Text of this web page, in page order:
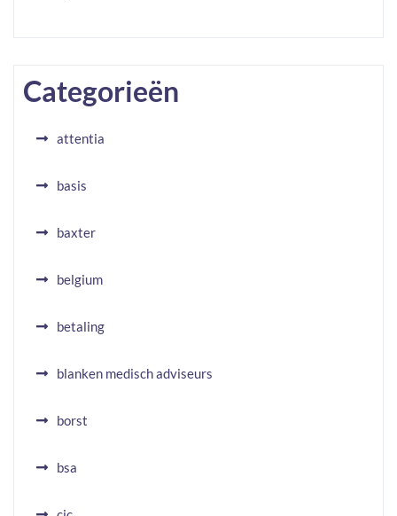
Categorieën
attentia
basis
baxter
belgium
betaling
blanken medisch adviseurs
borst
bsa